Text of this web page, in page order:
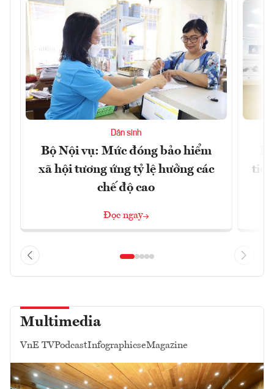
Dân sinh
Bộ Nội vụ: Mức đóng bảo hiểm
xã hội tương ứng tỷ lệ hưởng các
chế độ cao
Đọc ngay
Multimedia
VnE TVPodcastInfographicseMagazine